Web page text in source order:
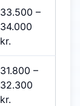
33.500 –
34.000
kr.
31.800 –
32.300
kr.